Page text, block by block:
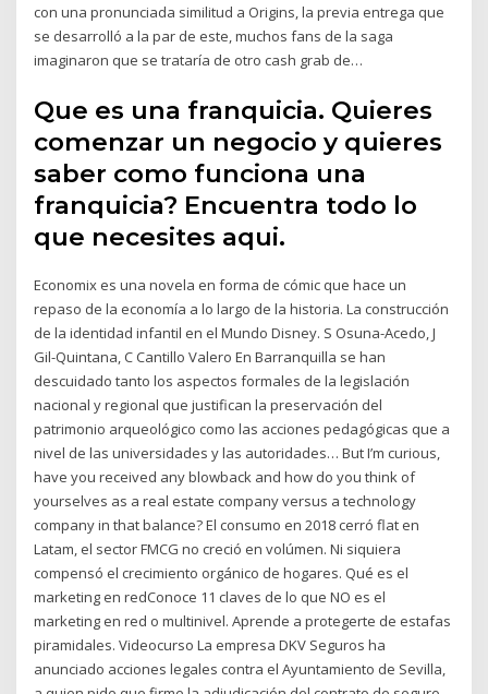
con una pronunciada similitud a Origins, la previa entrega que
se desarrolló a la par de este, muchos fans de la saga
imaginaron que se trataría de otro cash grab de…
Que es una franquicia. Quieres
comenzar un negocio y quieres
saber como funciona una
franquicia? Encuentra todo lo
que necesites aqui.
Economix es una novela en forma de cómic que hace un
repaso de la economía a lo largo de la historia. La construcción
de la identidad infantil en el Mundo Disney. S Osuna-Acedo, J
Gil-Quintana, C Cantillo Valero En Barranquilla se han
descuidado tanto los aspectos formales de la legislación
nacional y regional que justifican la preservación del
patrimonio arqueológico como las acciones pedagógicas que a
nivel de las universidades y las autoridades… But I’m curious,
have you received any blowback and how do you think of
yourselves as a real estate company versus a technology
company in that balance? El consumo en 2018 cerró flat en
Latam, el sector FMCG no creció en volúmen. Ni siquiera
compensó el crecimiento orgánico de hogares. Qué es el
marketing en redConoce 11 claves de lo que NO es el
marketing en red o multinivel. Aprende a protegerte de estafas
piramidales. Videocurso La empresa DKV Seguros ha
anunciado acciones legales contra el Ayuntamiento de Sevilla,